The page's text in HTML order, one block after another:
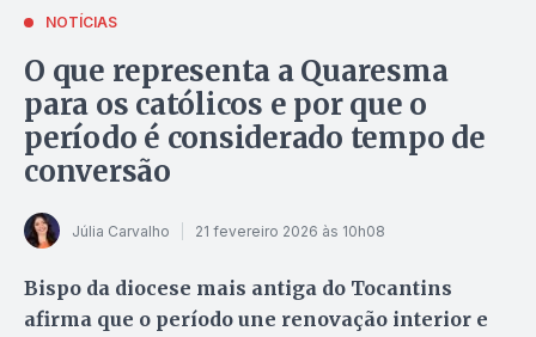
NOTÍCIAS
O que representa a Quaresma
para os católicos e por que o
período é considerado tempo de
conversão
Júlia Carvalho 21 fevereiro 2026 às 10h08
Bispo da diocese mais antiga do Tocantins
afirma que o período une renovação interior e